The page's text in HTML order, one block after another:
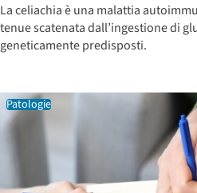
La celiachia è una malattia
tenue scatenata dall’ingestione di
geneticamente predisposti.
Patologie